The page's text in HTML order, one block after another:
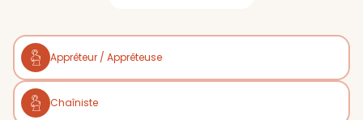
Apprêteur / Apprêteuse
Chaîniste